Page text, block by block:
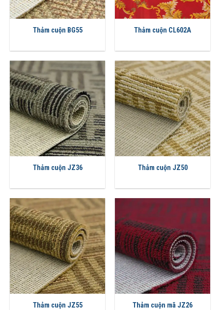
Thảm cuộn BG55 Thảm cuộn CL602A
Thảm cuộn JZ36 Thảm cuộn JZ50
Thảm cuộn JZ55 Thảm cuộn mã JZ26